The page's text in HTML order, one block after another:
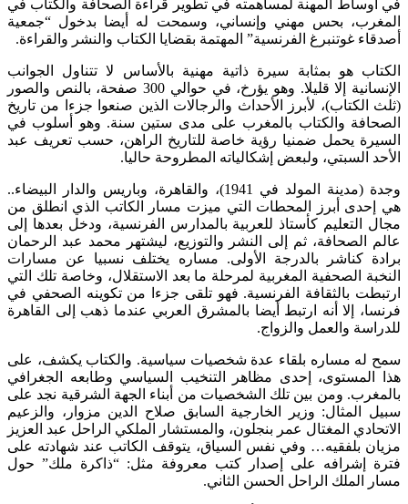
في أوساط المهنة لمساهمته في تطوير قراءة الصحافة والكتاب في
المغرب، بحس مهني وإنساني، وسمحت له أيضا بدخول “جمعية
أصدقاء غوتنبرغ الفرنسية” المهتمة بقضايا الكتاب والنشر والقراءة.
الكتاب هو بمثابة سيرة ذاتية مهنية بالأساس لا تتناول الجوانب
الإنسانية إلا قليلا. وهو يؤرخ، في حوالي 300 صفحة، بالنص والصور
(ثلث الكتاب)، لأبرز الأحداث والرجالات الذين صنعوا جزءا من تاريخ
الصحافة والكتاب بالمغرب على مدى ستين سنة. وهو أسلوب في
السيرة يحمل ضمنيا رؤية خاصة للتاريخ الراهن، حسب تعريف عبد
الأحد السبتي، ولبعض إشكالياته المطروحة حاليا.
وجدة (مدينة المولد في 1941)، والقاهرة، وباريس والدار البيضاء..
هي إحدى أبرز المحطات التي ميزت مسار الكاتب الذي انطلق من
مجال التعليم كأستاذ للعربية بالمدارس الفرنسية، ودخل بعدها إلى
عالم الصحافة، ثم إلى النشر والتوزيع، ليشتهر محمد عبد الرحمان
برادة كناشر بالدرجة الأولى. مساره يختلف نسبيا عن مسارات
النخبة الصحفية المغربية لمرحلة ما بعد الاستقلال، وخاصة تلك التي
ارتبطت بالثقافة الفرنسية. فهو تلقى جزءا من تكوينه الصحفي في
فرنسا، إلا أنه ارتبط أيضا بالمشرق العربي عندما ذهب إلى القاهرة
للدراسة والعمل والزواج.
سمح له مساره بلقاء عدة شخصيات سياسية. والكتاب يكشف، على
هذا المستوى، إحدى مظاهر التنخيب السياسي وطابعه الجغرافي
بالمغرب. ومن بين تلك الشخصيات من أبناء الجهة الشرقية نجد على
سبيل المثال: وزير الخارجية السابق صلاح الدين مزوار، والزعيم
الاتحادي المغتال عمر بنجلون، والمستشار الملكي الراحل عبد العزيز
مزيان بلفقيه… وفي نفس السياق، يتوقف الكاتب عند شهادته على
فترة إشرافه على إصدار كتب معروفة مثل: “ذاكرة ملك” حول
مسار الملك الراحل الحسن الثاني.